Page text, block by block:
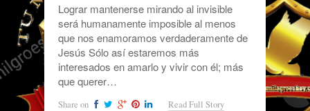
Lograr mantenerse mirando al invisible
será humanamente imposible al menos
que nos enamoramos verdaderamente de
Jesús Sólo así estaremos más
interesados en amarlo y vivir con él; más
que querer…
Share on Read Full Story